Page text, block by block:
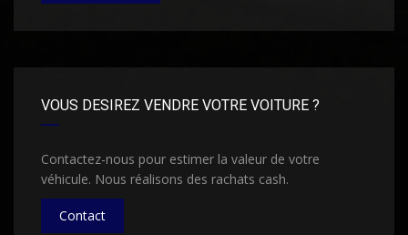
VOUS DESIREZ VENDRE VOTRE VOITURE ?
Contactez-nous pour estimer la valeur de votre
véhicule. Nous réalisons des rachats cash.
Contact